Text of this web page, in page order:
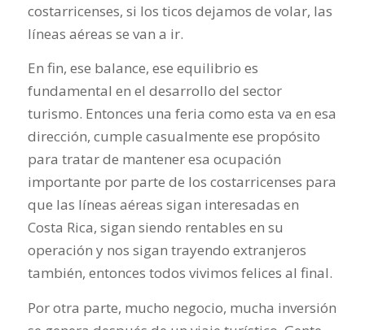
costarricenses, si los ticos dejamos de volar, las
líneas aéreas se van a ir.
En fin, ese balance, ese equilibrio es
fundamental en el desarrollo del sector
turismo. Entonces una feria como esta va en esa
dirección, cumple casualmente ese propósito
para tratar de mantener esa ocupación
importante por parte de los costarricenses para
que las líneas aéreas sigan interesadas en
Costa Rica, sigan siendo rentables en su
operación y nos sigan trayendo extranjeros
también, entonces todos vivimos felices al final.
Por otra parte, mucho negocio, mucha inversión